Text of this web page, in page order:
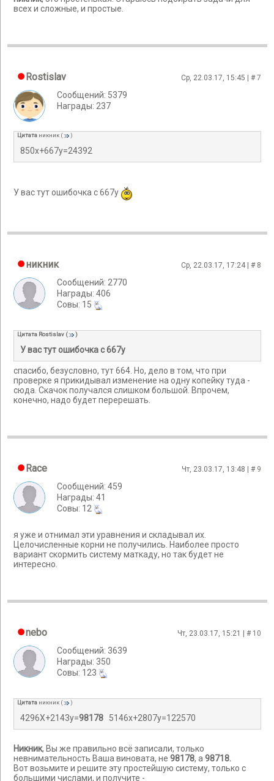
всех и сложные, и простые.
Rostislav Ср, 22.03.17, 15:45 | #7
Сообщений: 5379
Награды: 237
Цитата никник ( )
850x+667y=24392
У вас тут ошибочка с 667y
никник Ср, 22.03.17, 17:24 | # 8
Сообщений: 2770
Награды: 406
Cовы: 15
Цитата Rostislav ( )
У вас тут ошибочка с 667y
спасибо, безусловно, тут 664. Но, дело в том, что при
проверке я прикидывал изменение на одну копейку туда -
сюда. Скачок получался слишком большой. Впрочем,
конечно, надо будет перерешать.
Race Чт, 23.03.17, 13:48 | # 9
Сообщений: 459
Награды: 41
Cовы: 12
я уже и отнимал эти уравнения и складывал их.
Целочисленные корни не получились. Наиболее просто
вариант скормить систему маткаду, но так будет не
интересно.
nebo Чт, 23.03.17, 15:21 | # 10
Сообщений: 3639
Награды: 350
Cовы: 123
Цитата никник ( )
4296Х+2143y=98178 5146x+2807y=122570
Никник, Вы же правильно всё записали, только
невнимательность Ваша виновата, не 98178, а 98718.
Вот возьмите и решите эту простейшую систему, только с
большими числами, и получите -